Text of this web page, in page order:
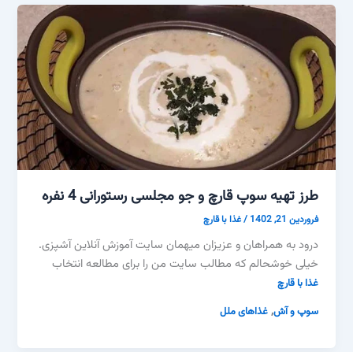
طرز تهیه سوپ قارچ و جو مجلسی رستورانی 4 نفره
فروردین 21, 1402 /غذا با قارچ
درود به همراهان و عزیزان میهمان سایت آموزش آنلاین آشپزی.
خیلی خوشحالم که مطالب سایت من را برای مطالعه انتخاب
غذا با قارچ
سوپ و آش,غذاهای ملل